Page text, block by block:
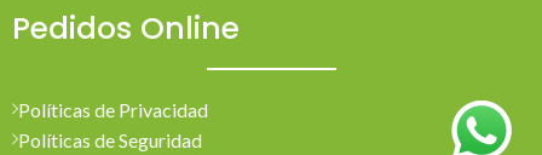
Pedidos Online
Políticas de Privacidad
Políticas de Seguridad